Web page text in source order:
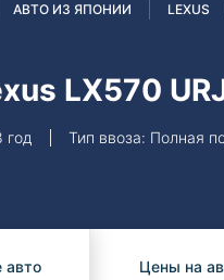
пошлина
АВТО ИЗ ЯПОНИИ LEXUS
LX570
год Тип ввоза: Полная
авто Цены на